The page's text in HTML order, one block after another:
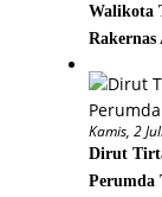
Walikota
Kamis, 2
Dirut
Perumda